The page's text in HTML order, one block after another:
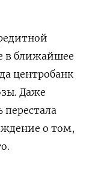
в ближайшее
центробанк
Даже
перестала
о том,